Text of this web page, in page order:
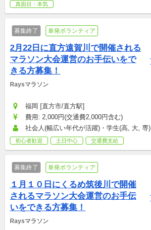
真面目・本気
募集終了 単発ボランティア
2月22日に直方遠賀川で開催される
マラソン大会運営のお手伝いをで
きる方募集！
Raysマラソン
福岡 [直方市/直方駅]
費用: 2,000円(交通費2,000円含む)
社会人(幅広い年代が活躍)・学生(高, 大, 専)
初心者歓迎 土日中心 交通費支給
募集終了 単発ボランティア
１月１０日にくるめ筑後川で開催
されるマラソン大会運営のお手伝
いをできる方募集！
Raysマラソン